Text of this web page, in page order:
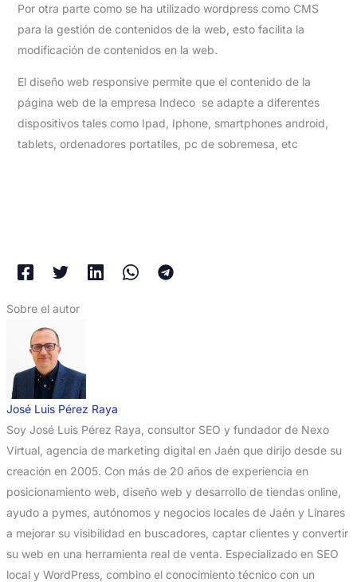
Por otra parte como se ha utilizado wordpress como CMS
para la gestión de contenidos de la web, esto facilita la
modificación de contenidos en la web.
El diseño web responsive permite que el contenido de la
página web de la empresa Indeco se adapte a diferentes
dispositivos tales como Ipad, Iphone, smartphones android,
tablets, ordenadores portatiles, pc de sobremesa, etc
Sobre el autor
José Luis Pérez Raya
Soy José Luis Pérez Raya, consultor SEO y fundador de Nexo
Virtual, agencia de marketing digital en Jaén que dirijo desde su
creación en 2005. Con más de 20 años de experiencia en
posicionamiento web, diseño web y desarrollo de tiendas online,
ayudo a pymes, autónomos y negocios locales de Jaén y Linares
a mejorar su visibilidad en buscadores, captar clientes y convertir
su web en una herramienta real de venta. Especializado en SEO
local y WordPress, combino el conocimiento técnico con un